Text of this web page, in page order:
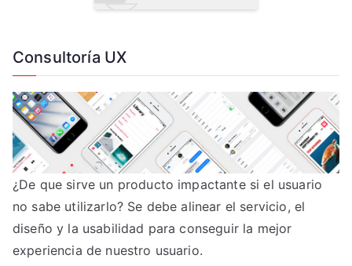
Consultoría UX
¿De que sirve un producto impactante si el usuario
no sabe utilizarlo? Se debe alinear el servicio, el
diseño y la usabilidad para conseguir la mejor
experiencia de nuestro usuario.